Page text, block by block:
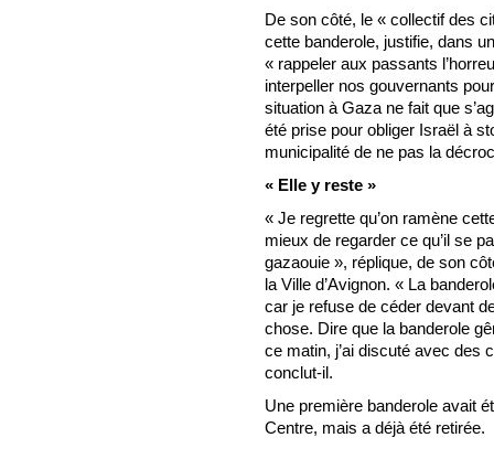
De son côté, le « collectif des
cette banderole, justifie, dans
« rappeler aux passants
interpeller nos gouvernants
situation à Gaza ne fait que
été prise pour obliger Israël à
municipalité de ne pas la
« Elle y reste »
« Je regrette qu’on ramène
mieux de regarder ce qu’il se
gazaouie », réplique, de son
la Ville d’Avignon. « La
car je refuse de céder devant
chose. Dire que la banderole
ce matin, j’ai discuté avec des
conclut-il.
Une première banderole avait
Centre, mais a déjà été retirée.